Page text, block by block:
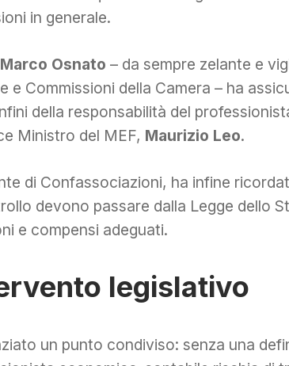
in generale.
Osnato – da sempre zelante e
e Commissioni della Camera – ha
della responsabilità del
Ministro del MEF, Maurizio Leo.
di Confassociazioni, ha infine
devono passare dalla Legge dello
e compensi adeguati.
legislativo
un punto condiviso: senza una